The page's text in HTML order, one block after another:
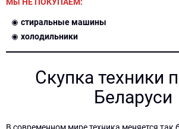
Мы НЕ ПОКУПАЕМ:
стиральные машины
холодильники
Скупка техники
Беларуси